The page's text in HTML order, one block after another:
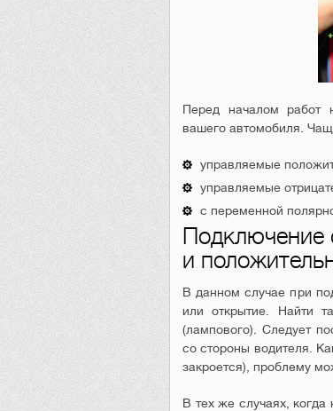
Перед началом работ
вашего автомобиля.
управляемые
управляемые
с переменной
Подключение
и
В данном случае при
или открытие. Найти
(лампового). Следует
со стороны водителя.
закроется), проблему
В тех же случаях, когда